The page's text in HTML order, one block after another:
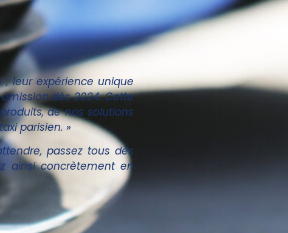
; leur expérience unique
dès 2024. Cette
de nos solutions
parisien. »
passez tous dès
ainsi concrètement en